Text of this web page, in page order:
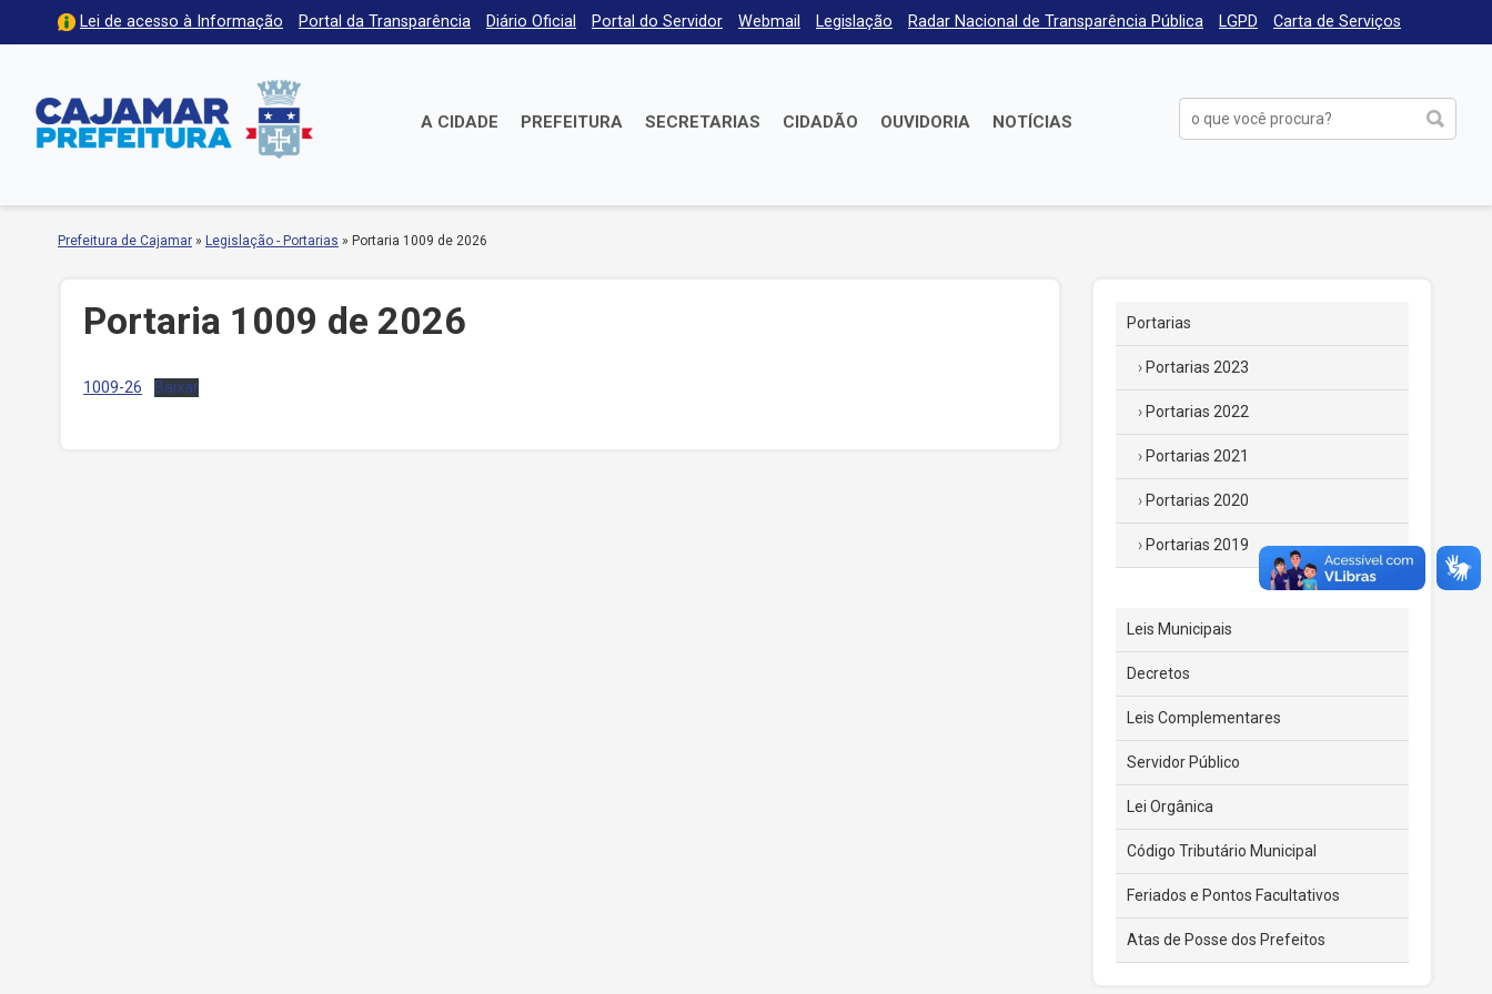
Lei de acesso à Informação Portal da Transparência Diário Oficial Portal do Servidor Webmail Legislação Radar Nacional de Transparência Pública LGPD Carta de Serviços
A CIDADE PREFEITURA SECRETARIAS CIDADÃO OUVIDORIA NOTÍCIAS
Prefeitura de Cajamar » Legislação - Portarias » Portaria 1009 de 2026
Portaria 1009 de 2026
1009-26 Baixar
Portarias
Portarias 2023
Portarias 2022
Portarias 2021
Portarias 2020
Portarias 2019
Leis Municipais
Decretos
Leis Complementares
Servidor Público
Lei Orgânica
Código Tributário Municipal
Feriados e Pontos Facultativos
Atas de Posse dos Prefeitos